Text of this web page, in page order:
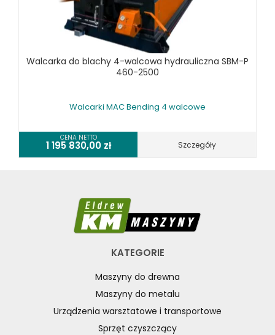
Walcarka do blachy 4-walcowa hydrauliczna SBM-P
460-2500
Walcarki MAC Bending 4 walcowe
CENA NETTO
1 195 830,00 zł Szczegóły
KATEGORIE
Maszyny do drewna
Maszyny do metalu
Urządzenia warsztatowe i transportowe
Sprzęt czyszczący